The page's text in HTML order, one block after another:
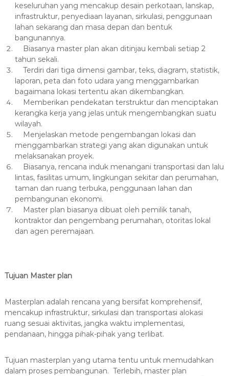
keseluruhan yang mencakup desain perkotaan, lanskap,
infrastruktur, penyediaan layanan, sirkulasi, penggunaan
lahan sekarang dan masa depan dan bentuk
bangunannya.
Biasanya master plan akan ditinjau kembali setiap 2
tahun sekali.
Terdiri dari tiga dimensi gambar, teks, diagram, statistik,
laporan, peta dan foto udara yang menggambarkan
bagaimana lokasi tertentu akan dikembangkan.
Memberikan pendekatan terstruktur dan menciptakan
kerangka kerja yang jelas untuk mengembangkan suatu
wilayah.
Menjelaskan metode pengembangan lokasi dan
menggambarkan strategi yang akan digunakan untuk
melaksanakan proyek.
Biasanya, rencana induk menangani transportasi dan lalu
lintas, fasilitas umum, lingkungan sekitar dan perumahan,
taman dan ruang terbuka, penggunaan lahan dan
pembangunan ekonomi.
Master plan biasanya dibuat oleh pemilik tanah,
kontraktor dan pengembang perumahan, otoritas lokal
dan agen peremajaan.
Tujuan Master plan
Masterplan adalah rencana yang bersifat komprehensif,
mencakup infrastruktur, sirkulasi dan transportasi alokasi
ruang sesuai aktivitas, jangka waktu implementasi,
pendanaan, hingga pihak-pihak yang terlibat.
Tujuan masterplan yang utama tentu untuk memudahkan
dalam proses pembangunan. Terlebih, master plan